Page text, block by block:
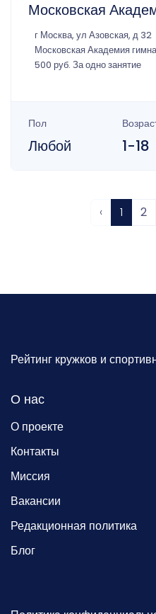
Московская
г Москва, ул Азовская, д 32
Московская Академия
500 руб. За одно занятие
Пол
Любой 1-18
‹ 1 2
Рейтинг кружков и
О нас
О проекте
Контакты
Миссия
Вакансии
Редакционная политика
Блог